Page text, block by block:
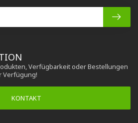
Verfügbarkeit oder Bestellungen
Verfügung!
KONTAKT